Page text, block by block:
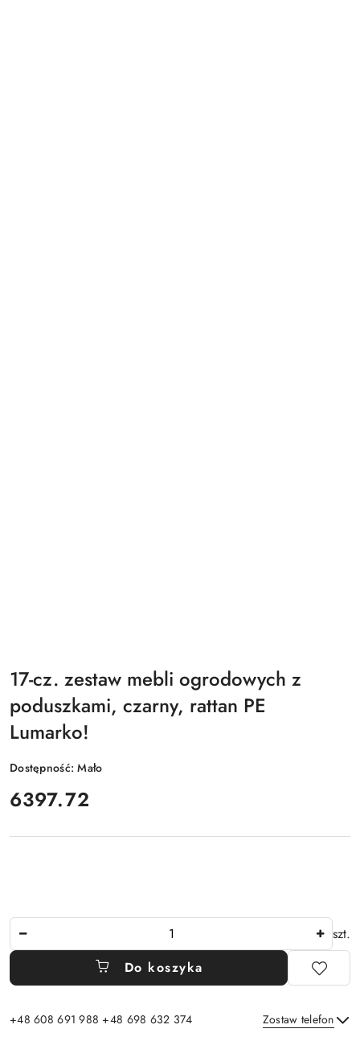
17-cz. zestaw mebli ogrodowych z
poduszkami, czarny, rattan PE
Lumarko!
Dostępność:Mało
cena:
6397.72
szt.
Do koszyka
+48 608 691 988 +48 698 632 374 Zostaw telefon